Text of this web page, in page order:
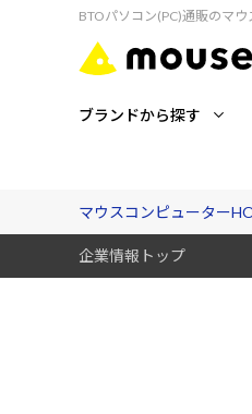
BTOパソコン(PC)通販のマウ
ブランドから探す
マウスコンピューター
企業情報トップ